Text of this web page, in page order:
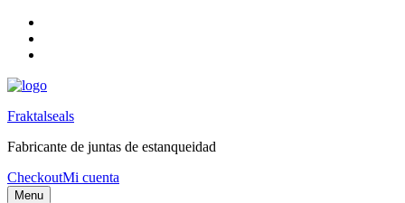
content
footer
Fraktalseals
Fabricante de juntas de estanqueidad
CheckoutMi cuenta
Menu